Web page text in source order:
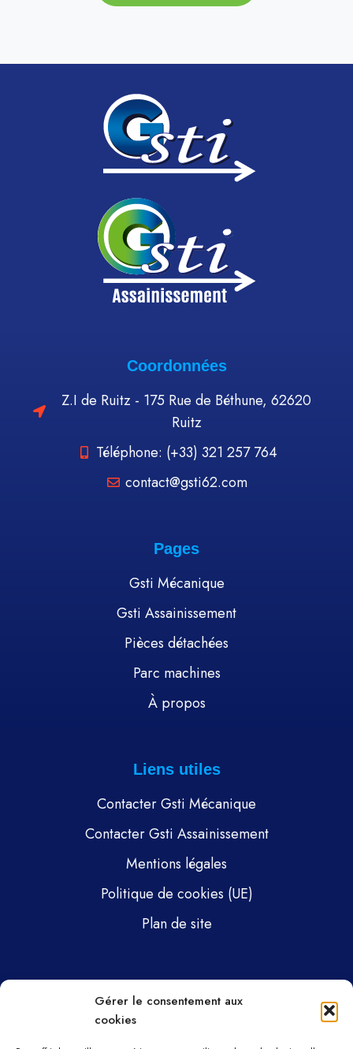
Gérer le consentement aux
cookies
Coordonnées
Z.I de Ruitz - 175 Rue de Béthune, 62620
Ruitz
Téléphone: (+33) 321 257 764
contact@gsti62.com
Pages
Gsti Mécanique
Gsti Assainissement
Pièces détachées
Parc machines
À propos
Liens utiles
Contacter Gsti Mécanique
Contacter Gsti Assainissement
Mentions légales
Politique de cookies (UE)
Plan de site
Gsti Mécanique